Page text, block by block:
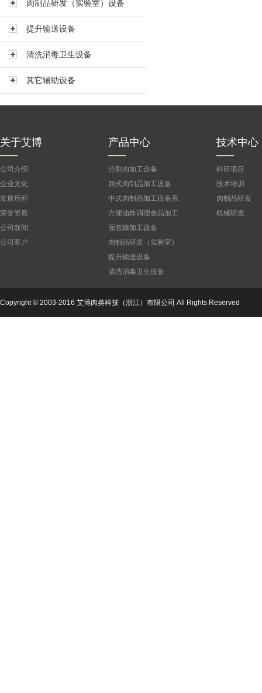
公司
面包粉碎机BFSJ-III
肉制品研发（实验室）设备
提升输送设备
清洗消毒卫生设备
其它辅助设备
关于艾博
公司介绍
企业文化
发展历程
荣誉资质
公司新闻
公司客户
产品中心
分割肉加工设备
西式肉制品加工设备
中式肉制品加工设备系
列
方便油炸调理食品加工
设备
面包糠加工设备
肉制品研发（实验室）
设备
提升输送设备
清洗消毒卫生设备
技术中心
科研项目
技术培训
肉制品研发
机械研发
Copyright © 2003-2016 艾博肉类科技（浙江）有限公司 All Rights Reserved